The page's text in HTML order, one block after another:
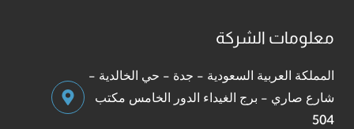
معلومات الشركة
المملكة العربية السعودية - جدة - حي الخالدية -
شارع صاري - برج الغيداء الدور الخامس مكتب
504